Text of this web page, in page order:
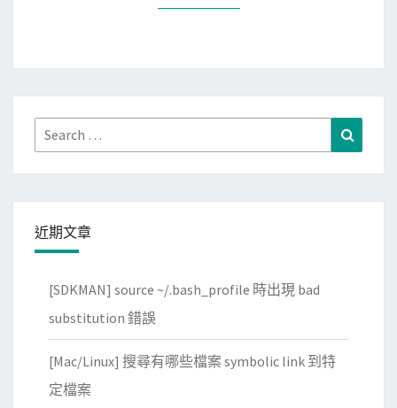
異
a
有
出
系
統
回
值
？
Search
for:
近期文章
[SDKMAN] source ~/.bash_profile 時出現 bad
substitution 錯誤
[Mac/Linux] 搜尋有哪些檔案 symbolic link 到特
定檔案